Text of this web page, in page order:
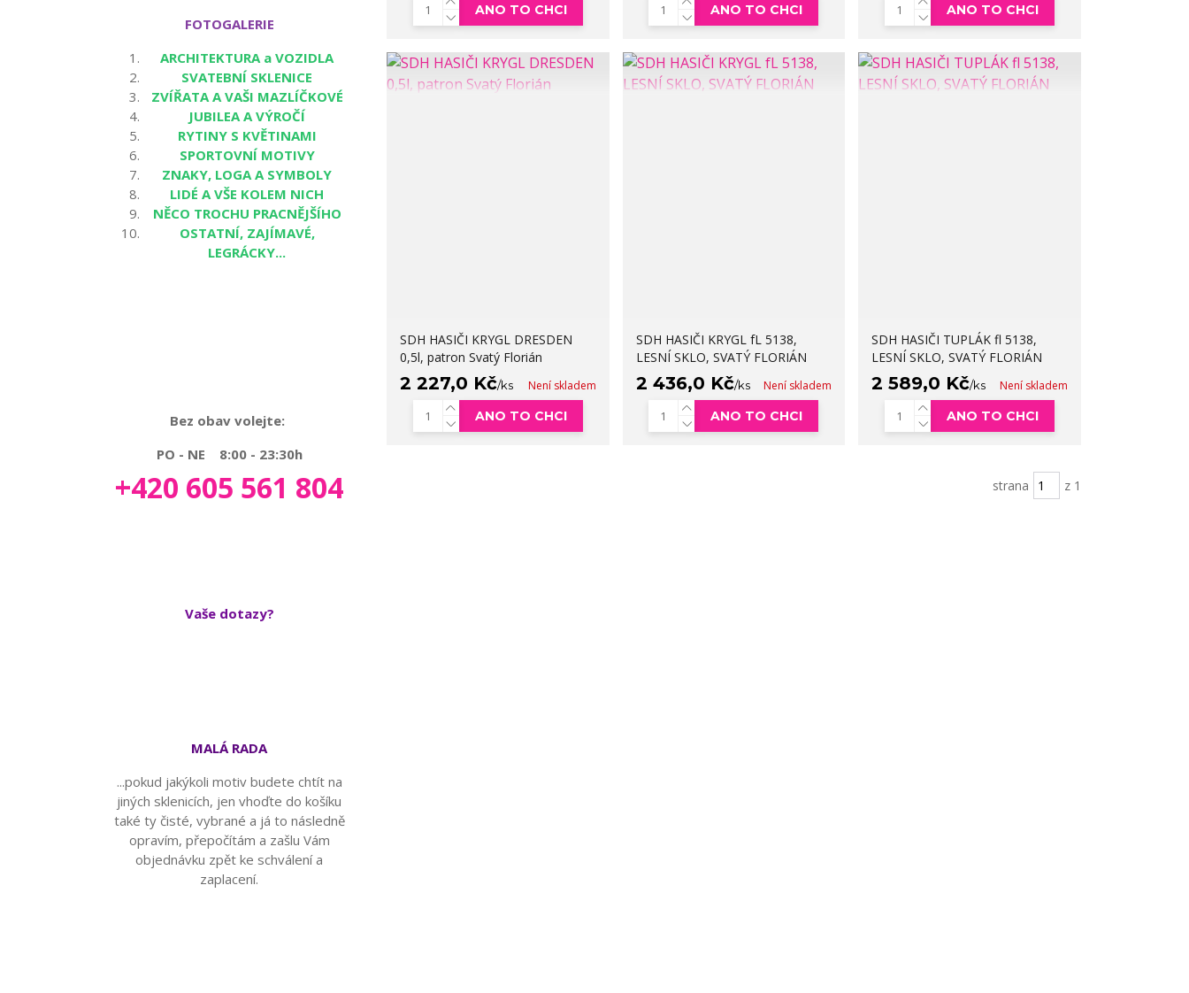
ANO TO CHCI ANO TO CHCI ANO TO CHCI
SDH HASIČI KRYGL DRESDEN
0,5l, patron Svatý Florián
2 227,0 Kč/ks Není skladem
ANO TO CHCI
SDH HASIČI KRYGL fL 5138,
LESNÍ SKLO, SVATÝ FLORIÁN
2 436,0 Kč/ks Není skladem
ANO TO CHCI
SDH HASIČI TUPLÁK fl 5138,
LESNÍ SKLO, SVATÝ FLORIÁN
2 589,0 Kč/ks Není skladem
ANO TO CHCI
strana z 1
FOTOGALERIE
ARCHITEKTURA a VOZIDLA
SVATEBNÍ SKLENICE
ZVÍŘATA A VAŠI MAZLÍČKOVÉ
JUBILEA A VÝROČÍ
RYTINY S KVĚTINAMI
SPORTOVNÍ MOTIVY
ZNAKY, LOGA A SYMBOLY
LIDÉ A VŠE KOLEM NICH
NĚCO TROCHU PRACNĚJŠÍHO
OSTATNÍ, ZAJÍMAVÉ,
LEGRÁCKY...
Bez obav volejte:
PO - NE 8:00 - 23:30h
+420 605 561 804
Vaše dotazy?
MALÁ RADA
...pokud jakýkoli motiv budete chtít na
jiných sklenicích, jen vhoďte do košíku
také ty čisté, vybrané a já to následně
opravím, přepočítám a zašlu Vám
objednávku zpět ke schválení a
zaplacení.